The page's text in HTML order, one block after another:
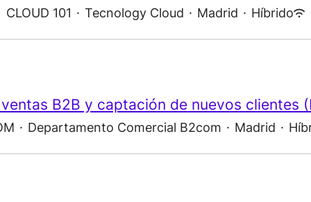
CLOUD 101 · Tecnology Cloud · Madrid · Híbrido
B2B y captación de nuevos clientes
· Departamento Comercial B2com · Madrid ·